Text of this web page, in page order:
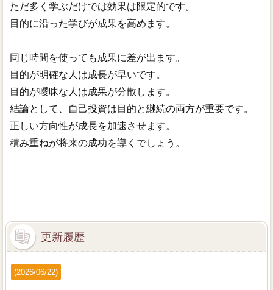
ただ多く学ぶだけでは効果は限定的です。
目的に沿った学びが成果を高めます。
同じ時間を使っても成果に差が出ます。
目的が明確な人は成長が早いです。
目的が曖昧な人は成果が分散します。
結論として、自己投資は目的と継続の両方が重要です。
正しい方向性が成長を加速させます。
積み重ねが将来の成功を導くでしょう。
更新履歴
(2026/06/22)